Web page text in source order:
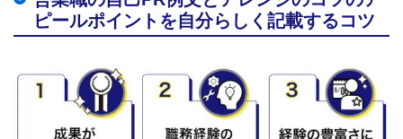
ピールポイントを自分らしく記載するコツ